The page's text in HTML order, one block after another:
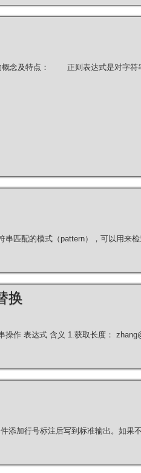
概念及特点： 正则表达式是对字符
串匹配的模式（pattern），可以用来
换
操作 表达式 含义 1.获取长度：
添加行号标注后写到标准输出。如果